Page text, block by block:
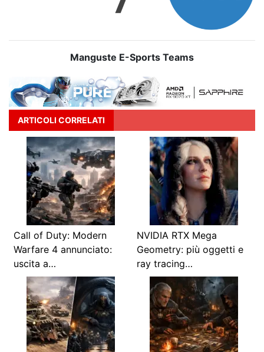
Manguste E-Sports Teams
ARTICOLI CORRELATI
Call of Duty: Modern
Warfare 4 annunciato:
uscita a…
NVIDIA RTX Mega
Geometry: più oggetti e
ray tracing…